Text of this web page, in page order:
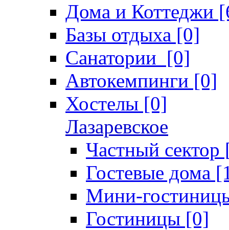
Дома и Коттеджи
Базы отдыха [0]
Санатории [0]
Автокемпинги [0]
Хостелы [0]
Лазаревское
Частный сектор
Гостевые дома
Мини-
Гостиницы [0]